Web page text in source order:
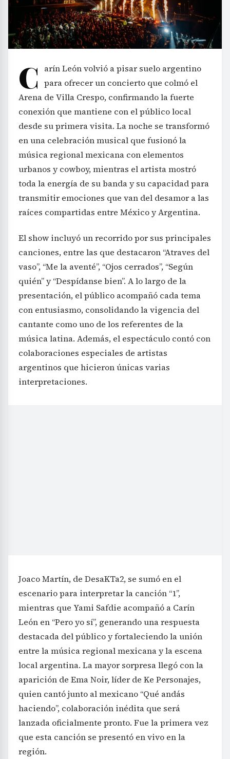
C
arín León volvió a pisar suelo argentino
para ofrecer un concierto que colmó el
Arena de Villa Crespo, confirmando la fuerte
conexión que mantiene con el público local
desde su primera visita. La noche se transformó
en una celebración musical que fusionó la
música regional mexicana con elementos
urbanos y cowboy, mientras el artista mostró
toda la energía de su banda y su capacidad para
transmitir emociones que van del desamor a las
raíces compartidas entre México y Argentina.
El show incluyó un recorrido por sus principales
canciones, entre las que destacaron “Atraves del
vaso”, “Me la aventé”, “Ojos cerrados”, “Según
quién” y “Despídanse bien”. A lo largo de la
presentación, el público acompañó cada tema
con entusiasmo, consolidando la vigencia del
cantante como uno de los referentes de la
música latina. Además, el espectáculo contó con
colaboraciones especiales de artistas
argentinos que hicieron únicas varias
interpretaciones.
Joaco Martín, de DesaKTa2, se sumó en el
escenario para interpretar la canción “1”,
mientras que Yami Safdie acompañó a Carín
León en “Pero yo sí”, generando una respuesta
destacada del público y fortaleciendo la unión
entre la música regional mexicana y la escena
local argentina. La mayor sorpresa llegó con la
aparición de Ema Noir, líder de Ke Personajes,
quien cantó junto al mexicano “Qué andás
haciendo”, colaboración inédita que será
lanzada oficialmente pronto. Fue la primera vez
que esta canción se presentó en vivo en la
región.